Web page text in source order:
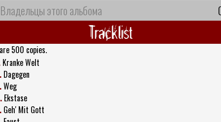
Владельцы этого альбома
Tracklist
500 copies.
Kranke Welt
Dagegen
Weg
Ekstase
Geh' Mit Gott